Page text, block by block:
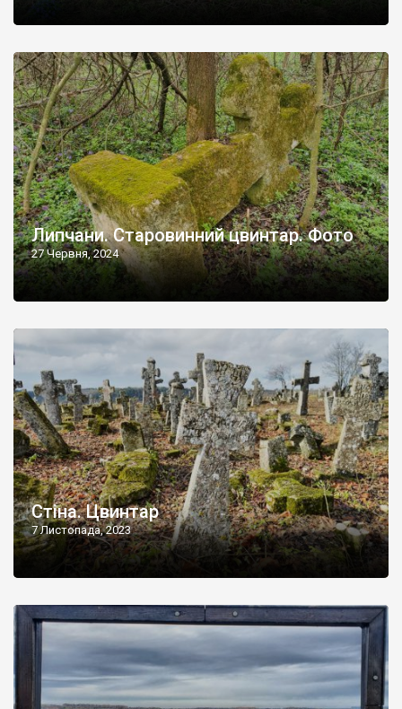
Липчани. Старовинний цвинтар. Фото
27 Червня, 2024
Стіна. Цвинтар
7 Листопада, 2023